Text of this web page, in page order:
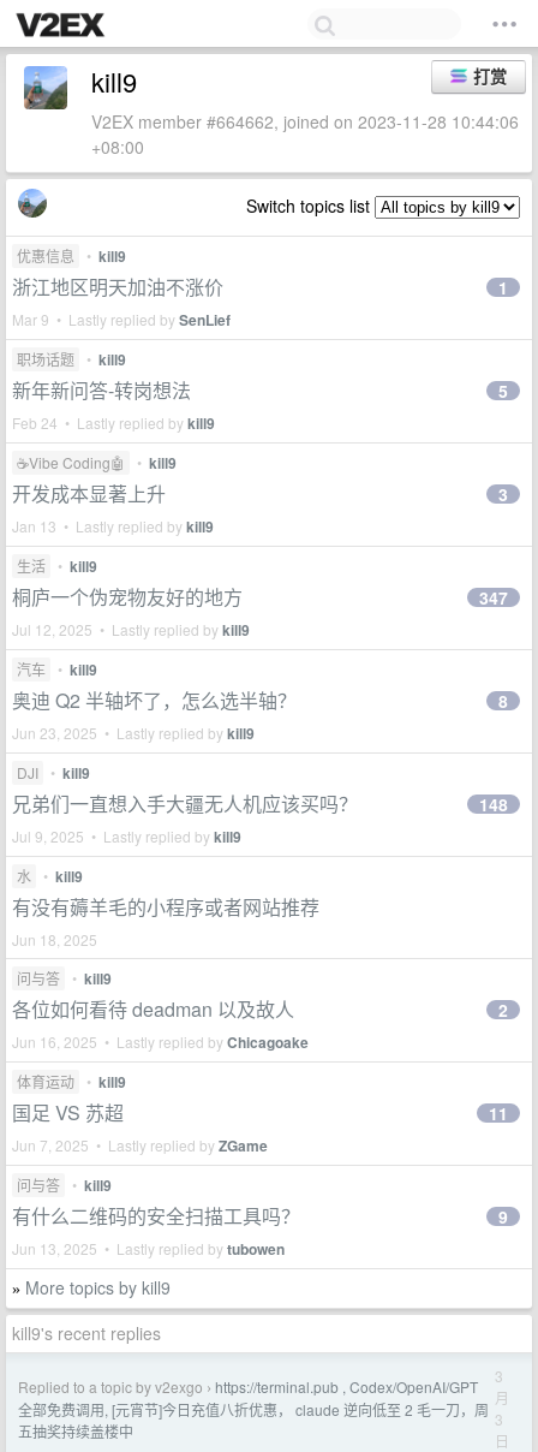
打赏
kill9
V2EX member #664662, joined on 2023-11-28 10:44:06
+08:00
Switch topics list
优惠信息 • kill9
浙江地区明天加油不涨价
Mar 9 • Lastly replied bySenLief
1
职场话题 • kill9
新年新问答-转岗想法
Feb 24 • Lastly replied bykill9
5
☕Vibe Coding🤖 • kill9
开发成本显著上升
Jan 13 • Lastly replied bykill9
3
生活 • kill9
桐庐一个伪宠物友好的地方
Jul 12, 2025 • Lastly replied bykill9
347
汽车 • kill9
奥迪 Q2 半轴坏了，怎么选半轴？
Jun 23, 2025 • Lastly replied bykill9
8
DJI • kill9
兄弟们一直想入手大疆无人机应该买吗？
Jul 9, 2025 • Lastly replied bykill9
148
水 • kill9
有没有薅羊毛的小程序或者网站推荐
Jun 18, 2025
问与答
• kill9
各位如何看待 deadman 以及故人
Jun 16, 2025 • Lastly replied byChicagoake
2
体育运动 • kill9
国足 VS 苏超
Jun 7, 2025 • Lastly replied byZGame
11
问与答 • kill9
有什么二维码的安全扫描工具吗？
Jun 13, 2025 • Lastly replied bytubowen
9
» More topics by kill9
kill9's recent replies
Replied to a topic by v2exgo › https://terminal.pub , Codex/OpenAI/GPT
全部免费调用, [元宵节]今日充值八折优惠， claude 逆向低至 2 毛一刀，周
五抽奖持续盖楼中
3
月
3
日